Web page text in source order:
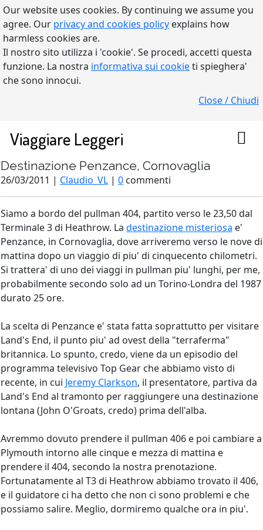
Our website uses cookies. By continuing we assume you
agree. Our privacy and cookies policy explains how
harmless cookies are.
Il nostro sito utilizza i 'cookie'. Se procedi, accetti questa
funzione. La nostra informativa sui cookieti spieghera'
che sono innocui.
Close / Chiudi
Viaggiare Leggeri
Destinazione Penzance, Cornovaglia
26/03/2011 | Claudio_VL | 0 commenti
Siamo a bordo del pullman 404, partito verso le 23,50 dal
Terminale 3 di Heathrow. La destinazione misteriosa e'
Penzance, in Cornovaglia, dove arriveremo verso le nove di
mattina dopo un viaggio di piu' di cinquecento chilometri.
Si trattera' di uno dei viaggi in pullman piu' lunghi, per me,
probabilmente secondo solo ad un Torino-Londra del 1987
durato 25 ore.
La scelta di Penzance e' stata fatta soprattutto per visitare
Land's End, il punto piu' ad ovest della "terraferma"
britannica. Lo spunto, credo, viene da un episodio del
programma televisivo Top Gear che abbiamo visto di
recente, in cui Jeremy Clarkson, il presentatore, partiva da
Land's End al tramonto per raggiungere una destinazione
lontana (John O'Groats, credo) prima dell'alba.
Avremmo dovuto prendere il pullman 406 e poi cambiare a
Plymouth intorno alle cinque e mezza di mattina e
prendere il 404, secondo la nostra prenotazione.
Fortunatamente al T3 di Heathrow abbiamo trovato il 406,
e il guidatore ci ha detto che non ci sono problemi e che
possiamo salire. Meglio, dormiremo qualche ora in piu'.